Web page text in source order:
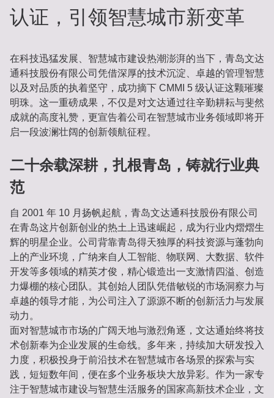
认证，引领智慧城市新变革
在科技迅猛发展、智慧城市建设热潮澎湃的当下，青岛文达
通科技股份有限公司凭借深厚的技术沉淀、卓越的管理智慧
以及对品质的执着坚守，成功摘下 CMMI 5 级认证这颗璀璨
明珠。这一重磅成果，不仅是对文达通过往辛勤耕耘与斐然
成就的高度礼赞，更宣告着公司在智慧城市业务领域即将开
启一段波澜壮阔的创新领航征程。
二十余载深耕，扎根青岛，铸就行业典
范
自 2001 年 10 月扬帆起航，青岛文达通科技股份有限公司
在青岛这片创新创业的热土上迅速崛起，成为行业内熠熠生
辉的明星企业。公司背靠青岛得天独厚的科技资源与蓬勃向
上的产业环境，广纳来自人工智能、物联网、大数据、软件
开发等多领域的精英才俊，精心锻造出一支激情四溢、创造
力爆棚的核心团队。其创始人团队凭借敏锐的市场洞察力与
卓越的领导才能，为公司注入了源源不断的创新活力与发展
动力。
面对智慧城市市场的广阔天地与激烈角逐，文达通始终将技
术创新奉为企业发展的生命线。多年来，持续加大研发投入
力度，积极投身于前沿技术在智慧城市各场景的探索与实
践，短短数年间，便在多个业务板块大放异彩。作为一家专
注于智慧城市建设与智慧生活服务的国家高新技术企业，文